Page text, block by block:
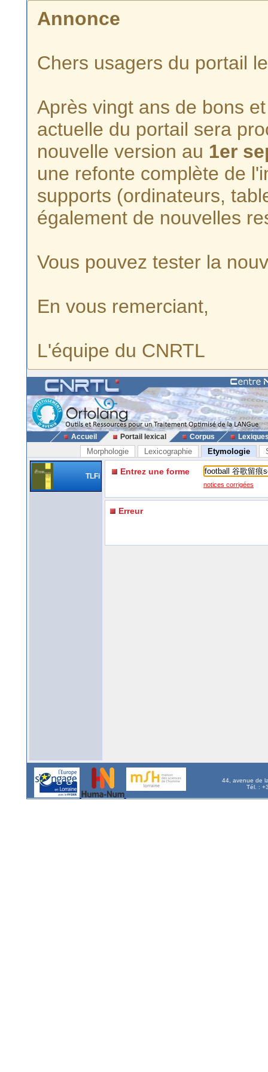
Annonce
Chers usagers du portail
Après vingt ans de bons
actuelle du portail sera
nouvelle version au 1er
une refonte complète de
supports (ordinateurs,
également de nouvelles
Vous pouvez tester la
En vous remerciant,
L'équipe du CNRTL
Accueil Portail lexical Corpus
Morphologie Lexicographie Etymologie
TLFi Entrez une forme
notices corrigées
Erreur
44, avenue de
Tél. :